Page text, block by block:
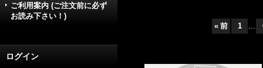
ご利用案内 (ご注文前に必ず
お読み下さい！)
ログイン
« 前 1 ...